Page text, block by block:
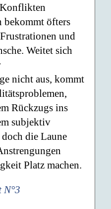
bekommt öfters
und
Weitet sich
nicht aus, kommt
Rückzugs ins
subjektiv
die Laune
Platz machen.
N°3